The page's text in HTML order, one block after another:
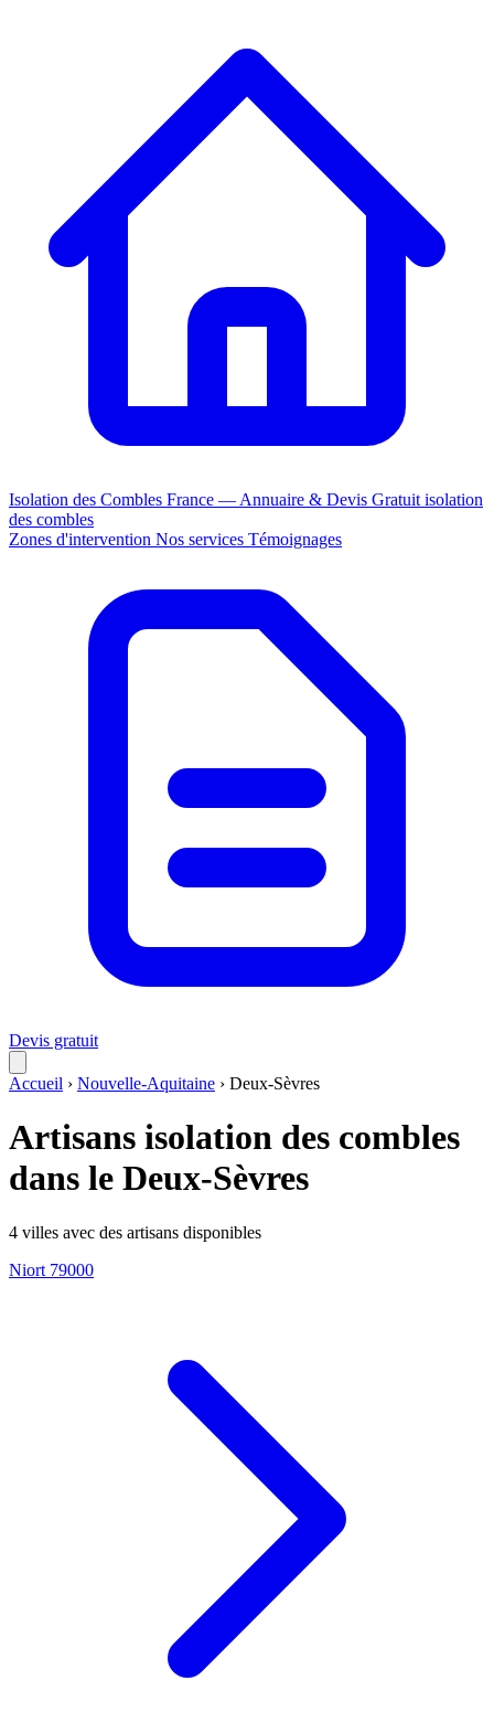
Isolation des Combles France — Annuaire & Devis Gratuit isolation
des combles
Zones d'intervention Nos services Témoignages
Devis gratuit
Accueil › Nouvelle-Aquitaine › Deux-Sèvres
Artisans isolation des combles
dans le Deux-Sèvres
4 villes avec des artisans disponibles
Niort 79000